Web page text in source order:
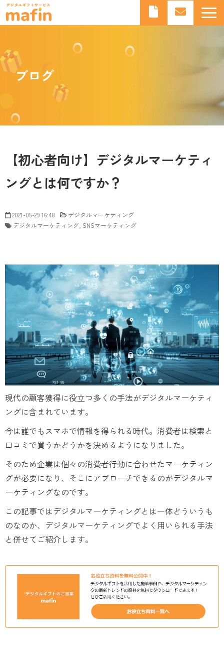
デジタルギフトサービスmafinとは
よくあるご質問
ブログ
ブログ
【初心者向け】デジタルマーケティ
ングとは何ですか？
2021-05-29 16:48
デジタルマーケティング
デジタルマーケティング SNSマーケティング
現代の顧客獲得に役立つ多くの手法がデジタルマーケティ
ングに含まれています。
今は誰でもスマホで情報を得られる時代。消費者は検索と
口コミで買うかどうかを決めるようになりました。
そのため企業は個々の消費者行動に合わせたマーケティン
グが必要になり、そこにアプローチできるのがデジタルマ
ーケティングなのです。
この記事ではデジタルマーケティングとは一体どういうも
のなのか、デジタルマーケティングでよく用いられる手法
と併せてご紹介します。